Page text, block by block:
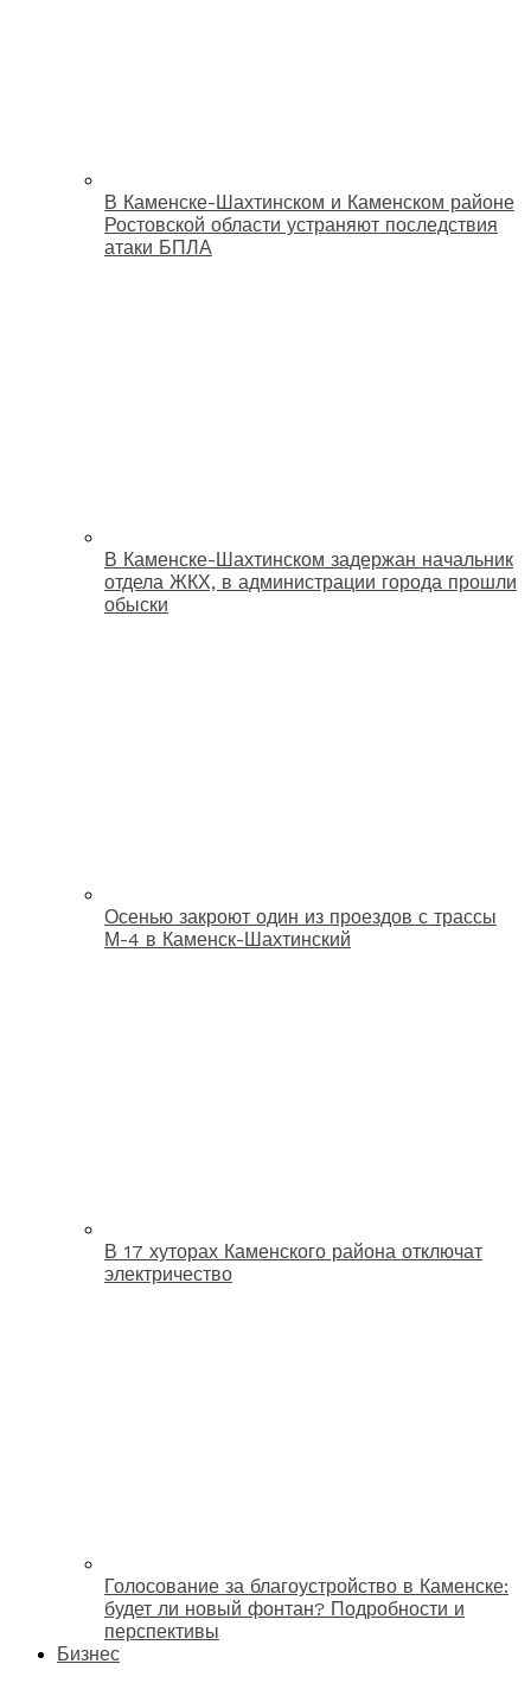
В Каменске-Шахтинском и Каменском районе
Ростовской области устраняют последствия
атаки БПЛА
В Каменске-Шахтинском задержан начальник
отдела ЖКХ, в администрации города прошли
обыски
Осенью закроют один из проездов с трассы
М-4 в Каменск-Шахтинский
В 17 хуторах Каменского района отключат
электричество
Голосование за благоустройство в Каменске:
будет ли новый фонтан? Подробности и
перспективы
Бизнес